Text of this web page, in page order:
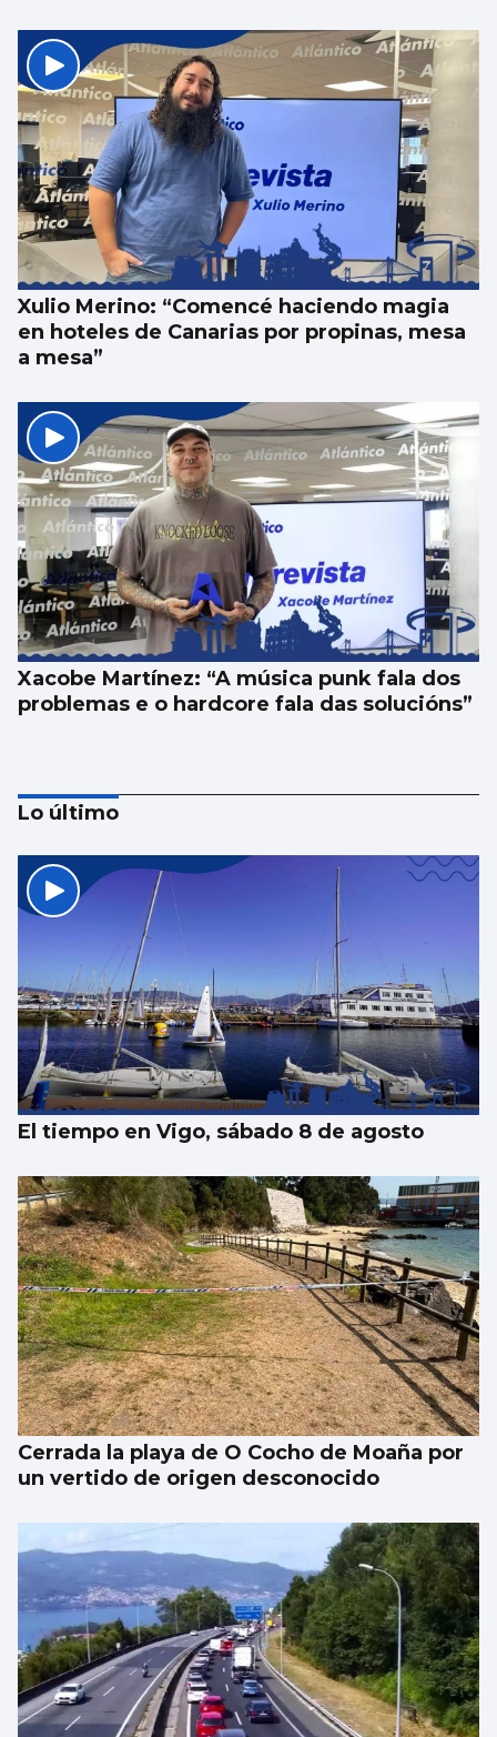
Xulio Merino: “Comencé haciendo magia
en hoteles de Canarias por propinas, mesa
a mesa”
Xacobe Martínez: “A música punk fala dos
problemas e o hardcore fala das solucións”
Una carrera con calma en la meta
Lo último
El tiempo en Vigo, sábado 8 de agosto
Cerrada la playa de O Cocho de Moaña por
un vertido de origen desconocido